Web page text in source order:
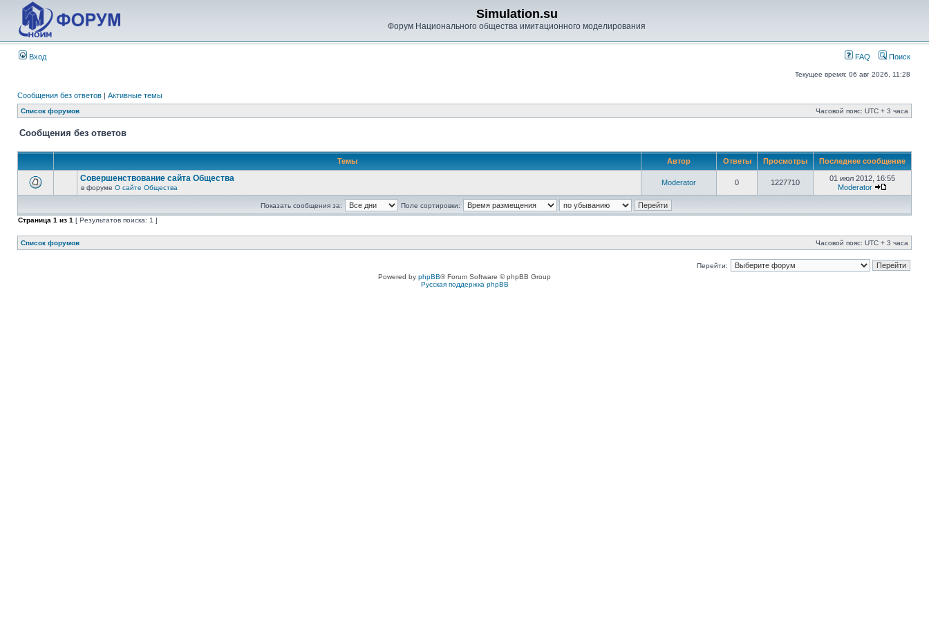
Simulation.su
Форум Национального общества имитационного моделирования
Вход FAQ Поиск
Текущее время: 06 авг 2026, 11:28
Сообщения без ответов | Активные темы
Список форумов Часовой пояс: UTC + 3 часа
Сообщения без ответов
Темы Автор Ответы Просмотры Последнее сообщение
Совершенствование сайта Общества
в форуме О сайте Общества
Moderator 0 1227710
01 июл 2012, 16:55
Moderator
Показать сообщения за:
Поле сортировки:
Страница 1 из 1 [ Результатов поиска: 1 ]
Список форумов Часовой пояс: UTC + 3 часа
Перейти:
Powered by phpBB® Forum Software © phpBB Group
Русская поддержка phpBB